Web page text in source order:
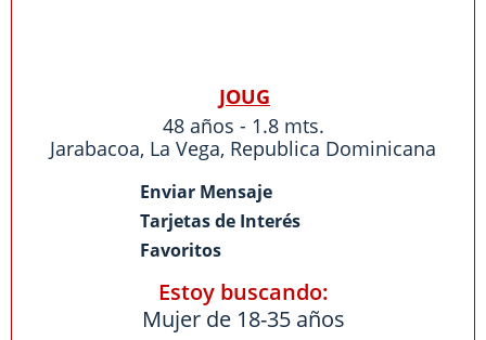
JOUG
48 años - 1.8 mts.
Jarabacoa, La Vega, Republica Dominicana
Enviar Mensaje
Tarjetas de Interés
Favoritos
Estoy buscando:
Mujer de 18-35 años